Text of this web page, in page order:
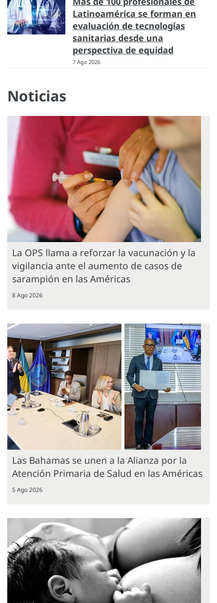
Latinoamérica se forman en
evaluación de tecnologías
sanitarias desde una
perspectiva de equidad
7 Ago 2026
Noticias
La OPS llama a reforzar la vacunación y la
vigilancia ante el aumento de casos de
sarampión en las Américas
8 Ago 2026
Las Bahamas se unen a la Alianza por la
Atención Primaria de Salud en las Américas
5 Ago 2026